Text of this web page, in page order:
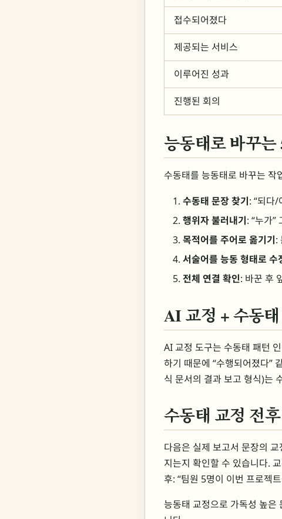
접수되어졌다
제공되는 서비스
이루어진 성과
진행된 회의
능동태로 바꾸는
수동태를 능동태로 바꾸는 작
수동태 문장 찾기: “되다/
행위자 불러내기: “누가”
목적어를 주어로 옮기기:
서술어를 능동 형태로 수
전체 연결 확인: 바꾼 후
AI 교정 + 수동
AI 교정 도구는 수동태 패턴
하기 때문에 “수행되어졌다”
식 문서의 결과 보고 형식)는
수동태 교정 전
다음은 실제 보고서 문장의
지는지 확인할 수 있습니다.
후: “팀원 5명이 이번 프로젝
능동태 교정으로 가독성 높은